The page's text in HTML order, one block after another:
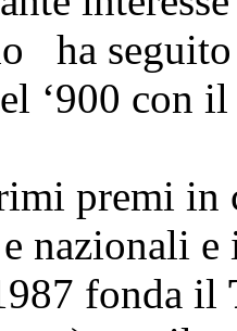
ha seguito
‘900 con
premi in
nazionali
fonda il